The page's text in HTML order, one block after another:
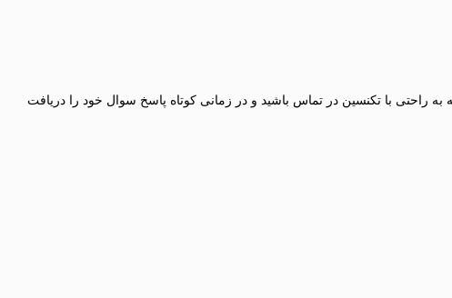
به راحتی با تکنسین در تماس باشید و در زمانی کوتاه پاسخ سوال خود را دریافت